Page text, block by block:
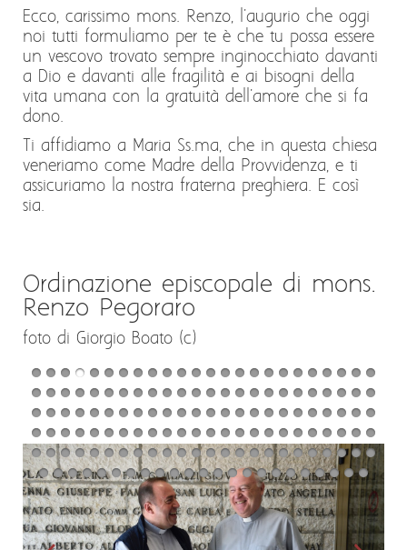
Ecco, carissimo mons. Renzo, l'augurio che oggi
noi tutti formuliamo per te è che tu possa essere
un vescovo trovato sempre inginocchiato davanti
a Dio e davanti alle fragilità e ai bisogni della
vita umana con la gratuità dell'amore che si fa
dono.
Ti affidiamo a Maria Ss.ma, che in questa chiesa
veneriamo come Madre della Provvidenza, e ti
assicuriamo la nostra fraterna preghiera. E così
sia.
Ordinazione episcopale di mons.
Renzo Pegoraro
foto di Giorgio Boato (c)